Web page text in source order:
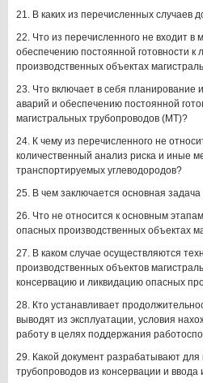
21. В каких из перечисленных случаев
22. Что из перечисленного не входит
обеспечению постоянной готовности
производственных объектах
23. Что включает в себя
аварий и обеспечению постоянной
магистральных трубопроводов (МТ)?
24. К чему из перечисленного не
количественный анализ риска и иные
транспортируемых углеводородов?
25. В чем заключается основная
26. Что не относится к основным
опасных производственных объектах
27. В каком случае осуществляются
производственных объектов
консервацию и ликвидацию опасных
28. Кто устанавливает
выводят из эксплуатации, условия
работу в целях поддержания
29. Какой документ разрабатывают
трубопроводов из консервации и ввода